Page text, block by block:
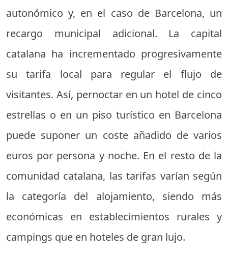
autonómico y, en el caso de Barcelona, un
recargo municipal adicional. La capital
catalana ha incrementado progresivamente
su tarifa local para regular el flujo de
visitantes. Así, pernoctar en un hotel de cinco
estrellas o en un piso turístico en Barcelona
puede suponer un coste añadido de varios
euros por persona y noche. En el resto de la
comunidad catalana, las tarifas varían según
la categoría del alojamiento, siendo más
económicas en establecimientos rurales y
campings que en hoteles de gran lujo.